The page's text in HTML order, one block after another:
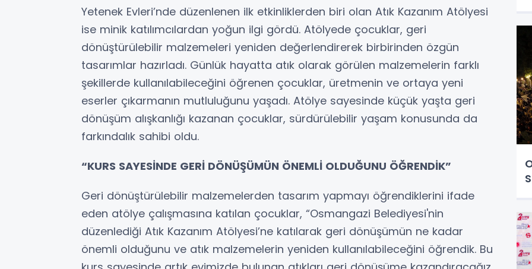
Yetenek Evleri’nde düzenlenen ilk etkinliklerden biri olan Atık Kazanım Atölyesi
ise minik katılımcılardan yoğun ilgi gördü. Atölyede çocuklar, geri
dönüştürülebilir malzemeleri yeniden değerlendirerek birbirinden özgün
tasarımlar hazırladı. Günlük hayatta atık olarak görülen malzemelerin farklı
şekillerde kullanılabileceğini öğrenen çocuklar, üretmenin ve ortaya yeni
eserler çıkarmanın mutluluğunu yaşadı. Atölye sayesinde küçük yaşta geri
dönüşüm alışkanlığı kazanan çocuklar, sürdürülebilir yaşam konusunda da
farkındalık sahibi oldu.
“KURS SAYESİNDE GERİ DÖNÜŞÜMÜN ÖNEMLİ OLDUĞUNU ÖĞRENDİK”
Geri dönüştürülebilir malzemelerden tasarım yapmayı öğrendiklerini ifade
eden atölye çalışmasına katılan çocuklar, “Osmangazi Belediyesi'nin
düzenlediği Atık Kazanım Atölyesi’ne katılarak geri dönüşümün ne kadar
önemli olduğunu ve atık malzemelerin yeniden kullanılabileceğini öğrendik. Bu